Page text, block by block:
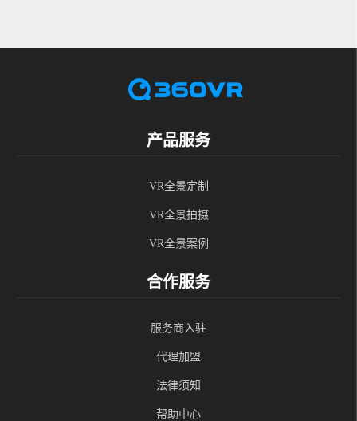
产品服务
VR全景定制
VR全景拍摄
VR全景案例
合作服务
服务商入驻
代理加盟
法律须知
帮助中心